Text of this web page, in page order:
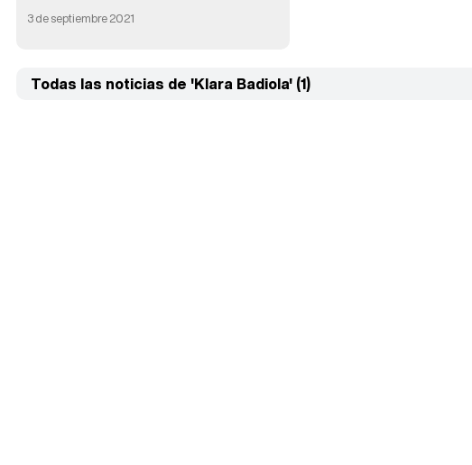
3 de septiembre 2021
Todas las noticias de 'Klara Badiola' (1)